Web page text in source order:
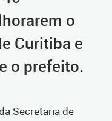
o
Curitiba e
o prefeito.
Secretaria de